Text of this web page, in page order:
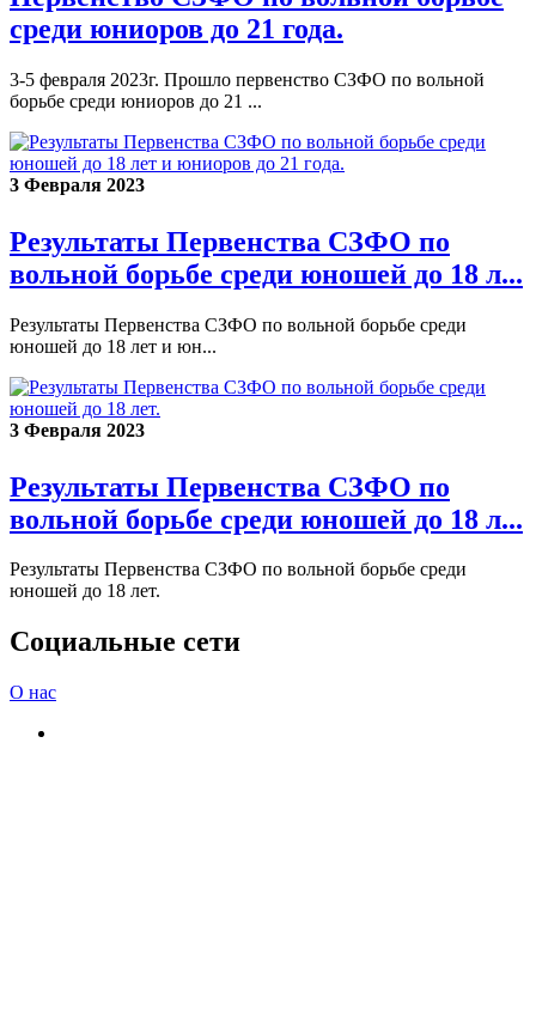
среди юниоров до 21 года.
3-5 февраля 2023г. Прошло первенство СЗФО по вольной
борьбе среди юниоров до 21 ...
3 Февраля 2023
Результаты Первенства СЗФО по
вольной борьбе среди юношей до 18 л...
Результаты Первенства СЗФО по вольной борьбе среди
юношей до 18 лет и юн...
3 Февраля 2023
Результаты Первенства СЗФО по
вольной борьбе среди юношей до 18 л...
Результаты Первенства СЗФО по вольной борьбе среди
юношей до 18 лет.
Социальные сети
О нас